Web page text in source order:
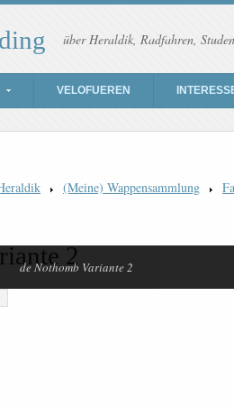
über Heraldik, Radfahren,
VELOFUEREN
(Meine) Wappensammlung
2
de Nothomb Variante 2